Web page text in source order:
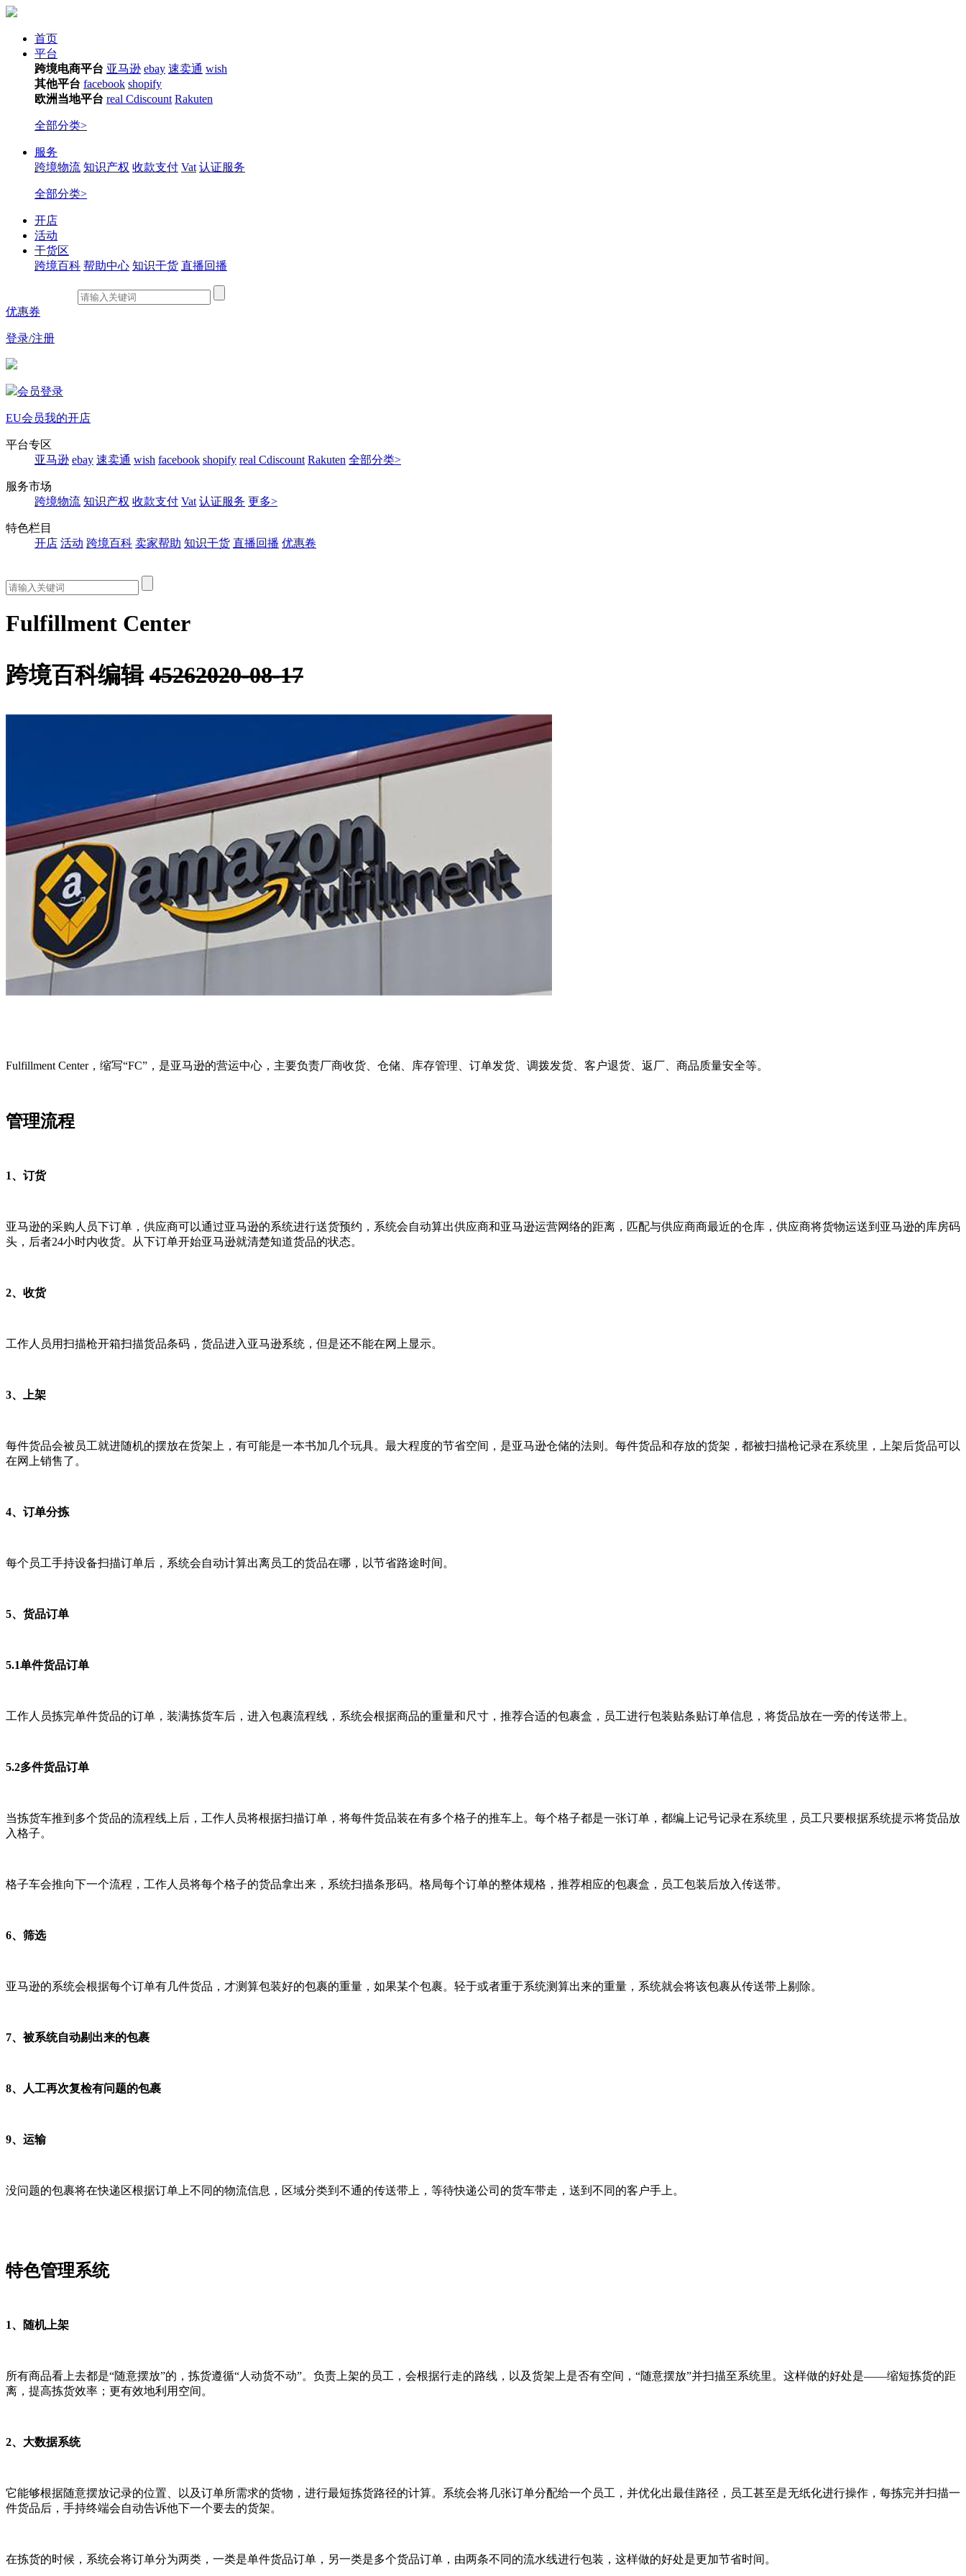
首页
平台
跨境电商平台 亚马逊 ebay 速卖通 wish
其他平台 facebook shopify
欧洲当地平台 real Cdiscount Rakuten
全部分类>
服务
跨境物流 知识产权 收款支付 Vat 认证服务
全部分类>
开店
活动
干货区
跨境百科 帮助中心 知识干货 直播回播
优惠券
登录/注册
会员登录
EU会员我的开店
平台专区
亚马逊 ebay 速卖通 wish facebook shopify real Cdiscount Rakuten 全部分类>
服务市场
跨境物流 知识产权 收款支付 Vat 认证服务 更多>
特色栏目
开店 活动 跨境百科 卖家帮助 知识干货 直播回播 优惠卷
Fulfillment Center
跨境百科编辑 45262020-08-17
Fulfillment Center，缩写“FC”，是亚马逊的营运中心，主要负责厂商收货、仓储、库存管理、订单发货、调拨发货、客户退货、返厂、商品质量安全等。
管理流程
1、订货
亚马逊的采购人员下订单，供应商可以通过亚马逊的系统进行送货预约，系统会自动算出供应商和亚马逊运营网络的距离，匹配与供应商商最近的仓库，供应商将货物运送到亚马逊的库房码
头，后者24小时内收货。从下订单开始亚马逊就清楚知道货品的状态。
2、收货
工作人员用扫描枪开箱扫描货品条码，货品进入亚马逊系统，但是还不能在网上显示。
3、上架
每件货品会被员工就进随机的摆放在货架上，有可能是一本书加几个玩具。最大程度的节省空间，是亚马逊仓储的法则。每件货品和存放的货架，都被扫描枪记录在系统里，上架后货品可以
在网上销售了。
4、订单分拣
每个员工手持设备扫描订单后，系统会自动计算出离员工的货品在哪，以节省路途时间。
5、货品订单
5.1单件货品订单
工作人员拣完单件货品的订单，装满拣货车后，进入包裹流程线，系统会根据商品的重量和尺寸，推荐合适的包裹盒，员工进行包装贴条贴订单信息，将货品放在一旁的传送带上。
5.2多件货品订单
当拣货车推到多个货品的流程线上后，工作人员将根据扫描订单，将每件货品装在有多个格子的推车上。每个格子都是一张订单，都编上记号记录在系统里，员工只要根据系统提示将货品放
入格子。
格子车会推向下一个流程，工作人员将每个格子的货品拿出来，系统扫描条形码。格局每个订单的整体规格，推荐相应的包裹盒，员工包装后放入传送带。
6、筛选
亚马逊的系统会根据每个订单有几件货品，才测算包装好的包裹的重量，如果某个包裹。轻于或者重于系统测算出来的重量，系统就会将该包裹从传送带上剔除。
7、被系统自动剔出来的包裹
8、人工再次复检有问题的包裹
9、运输
没问题的包裹将在快递区根据订单上不同的物流信息，区域分类到不通的传送带上，等待快递公司的货车带走，送到不同的客户手上。
特色管理系统
1、随机上架
所有商品看上去都是“随意摆放”的，拣货遵循“人动货不动”。负责上架的员工，会根据行走的路线，以及货架上是否有空间，“随意摆放”并扫描至系统里。这样做的好处是——缩短拣货的距
离，提高拣货效率；更有效地利用空间。
2、大数据系统
它能够根据随意摆放记录的位置、以及订单所需求的货物，进行最短拣货路径的计算。系统会将几张订单分配给一个员工，并优化出最佳路径，员工甚至是无纸化进行操作，每拣完并扫描一
件货品后，手持终端会自动告诉他下一个要去的货架。
在拣货的时候，系统会将订单分为两类，一类是单件货品订单，另一类是多个货品订单，由两条不同的流水线进行包装，这样做的好处是更加节省时间。